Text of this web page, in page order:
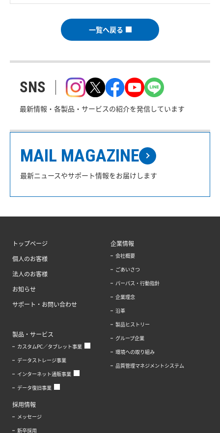
一覧へ戻る
SNS
最新情報・各製品・サービスの紹介を発信しています
MAIL MAGAZINE
最新ニュースやサポート情報をお届けします
トップページ
個人のお客様
法人のお客様
お知らせ
サポート・お問い合わせ
製品・サービス
カスタムPC／タブレット事業
データストレージ事業
インターネット通販事業
データ復旧事業
企業情報
会社概要
ごあいさつ
パーパス・行動指針
企業理念
沿革
製品ヒストリー
グループ企業
環境への取り組み
品質管理マネジメントシステム
採用情報
メッセージ
新卒採用